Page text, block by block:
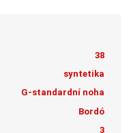
38
syntetika
G-standardní noha
Bordó
3